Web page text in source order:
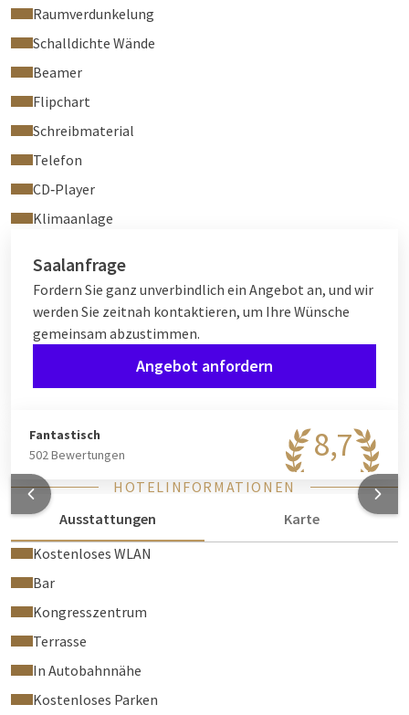
Raumverdunkelung
Schalldichte Wände
Beamer
Flipchart
Schreibmaterial
Telefon
CD‑Player
Klimaanlage
Saalanfrage
Fordern Sie ganz unverbindlich ein Angebot an, und wir
werden Sie zeitnah kontaktieren, um Ihre Wünsche
gemeinsam abzustimmen.
Angebot anfordern
8,7
Fantastisch
502 Bewertungen
HOTELINFORMATIONEN
Ausstattungen
Karte
Kostenloses WLAN
Bar
Kongresszentrum
Terrasse
In Autobahnnähe
Kostenloses Parken